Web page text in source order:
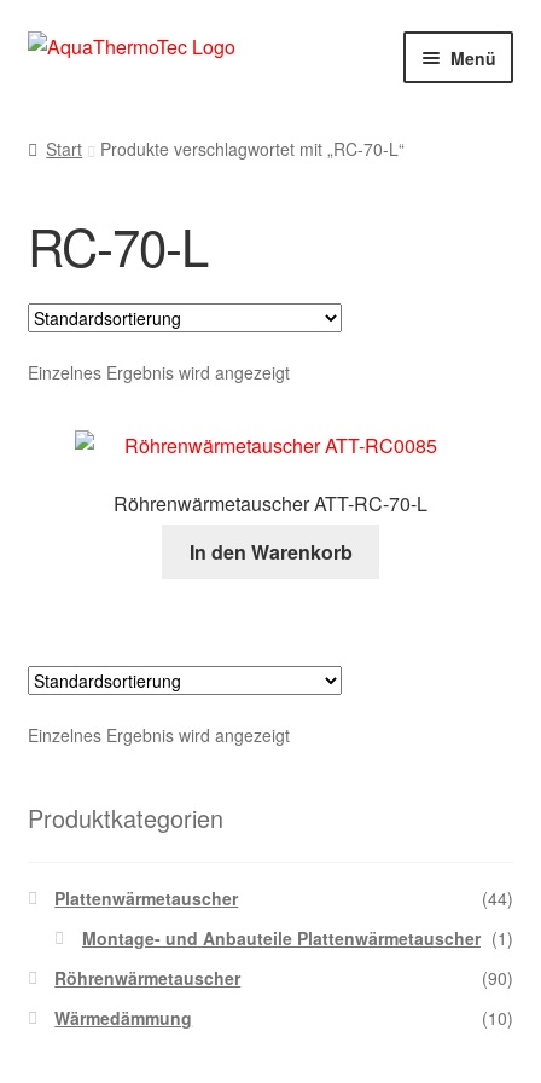
Zur
Zum
Menü
Benutzerkonto
Blog
Cookie-Richtlinie
Datenschutzerklärung
Impressum
Warenkorb
Start Produkte verschlagwortet mit „RC-70-L“
RC-70-L
Einzelnes Ergebnis wird angezeigt
Röhrenwärmetauscher ATT-RC-70-L
In den Warenkorb
Einzelnes Ergebnis wird angezeigt
Produktkategorien
Plattenwärmetauscher
(44)
Montage- und Anbauteile Plattenwärmetauscher (1)
Röhrenwärmetauscher
(90)
Wärmedämmung
(10)